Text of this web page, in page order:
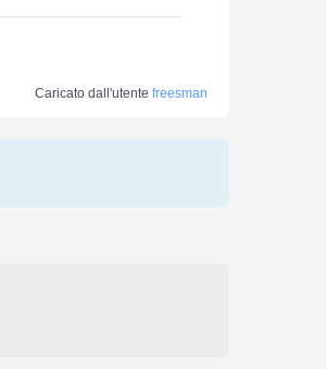
Caricato dall'utente freesman